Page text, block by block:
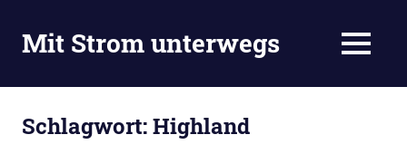
Inhalt
springen
Mit Strom unterwegs
Auto-
MENÜ
Schlagwort:Highland